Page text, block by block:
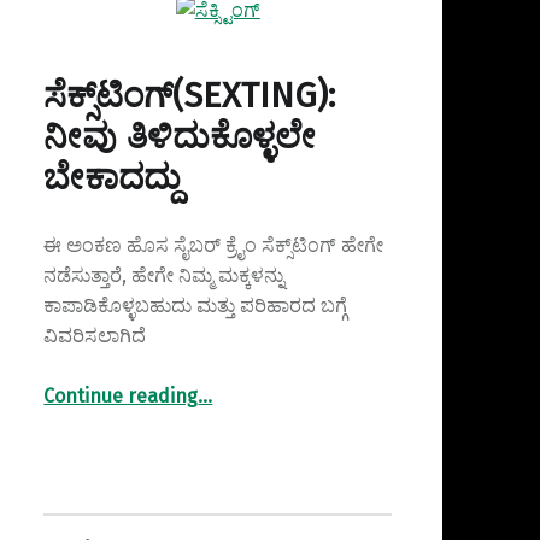
ಸೆಕ್ಸ್‌ಟಿಂಗ್(SEXTING):
ನೀವು ತಿಳಿದುಕೊಳ್ಳಲೇ
ಬೇಕಾದದ್ದು
ಈ ಅಂಕಣ ಹೊಸ ಸೈಬರ್ ಕ್ರೈಂ ಸೆಕ್ಸ್‌ಟಿಂಗ್ ಹೇಗೇ
ನಡೆಸುತ್ತಾರೆ, ಹೇಗೇ ನಿಮ್ಮ ಮಕ್ಕಳನ್ನು
ಕಾಪಾಡಿಕೊಳ್ಳಬಹುದು ಮತ್ತು ಪರಿಹಾರದ ಬಗ್ಗೆ
ವಿವರಿಸಲಾಗಿದೆ
Continue reading
“ಸೆಕ್ಸ್‌ಟಿಂಗ್(SEXTING): ನೀವು ತಿಳಿದುಕೊಳ್ಳಲೇ ಬೇಕಾದದ್ದು”
…